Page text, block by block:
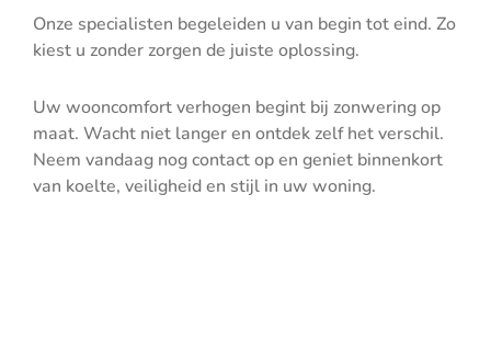
Onze specialisten begeleiden u van begin tot eind. Zo
kiest u zonder zorgen de juiste oplossing.
Uw wooncomfort verhogen begint bij zonwering op
maat. Wacht niet langer en ontdek zelf het verschil.
Neem vandaag nog contact op en geniet binnenkort
van koelte, veiligheid en stijl in uw woning.